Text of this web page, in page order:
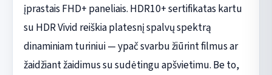
įprastais FHD+ paneliais. HDR10+ sertifikatas kartu
su HDR Vivid reiškia platesnį spalvų spektrą
dinaminiam turiniui — ypač svarbu žiūrint filmus ar
žaidžiant žaidimus su sudėtingu apšvietimu. Be to,